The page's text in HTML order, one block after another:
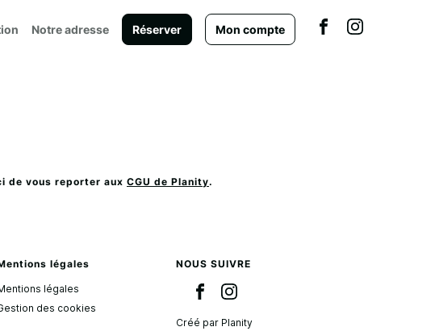
Réserver
Notre adresse Mon compte
de vous reporter aux CGU de Planity.
légales
légales
des cookies
NOUS SUIVRE
Créé par Planity